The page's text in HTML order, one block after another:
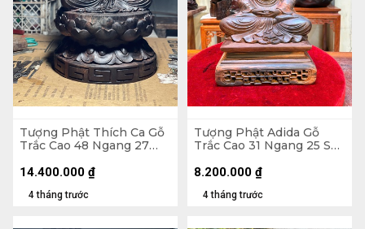
Tượng Phật Thích Ca Gỗ
Trắc Cao 48 Ngang 27
4 tháng trước
14.400.000 ₫
Tượng Phật Adida Gỗ
Trắc Cao 31 Ngang 25 Sâu
4 tháng trước
8.200.000 ₫